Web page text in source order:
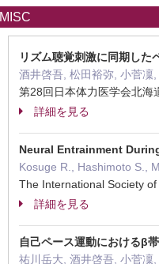
MISC
リズム聴覚刺激に同期し
酒井啓吾, 松田裕弥, 小菅凜
第28回日本体力医学会北
詳細を見る
Neural Entrainment
Kosuge R., Hashimoto S.,
The International Society
詳細を見る
自己ペース運動におけるβ
祐川岳大, 酒井啓吾, 小菅凜